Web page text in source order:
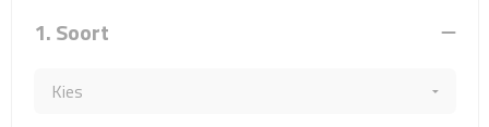
Toilettassen
Rugzakken
1. Soort